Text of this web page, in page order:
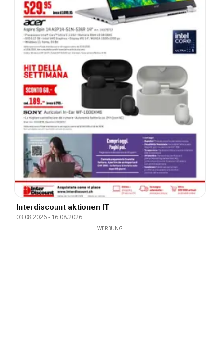
Interdiscount aktionen IT
03.08.2026- 16.08.2026
WERBUNG